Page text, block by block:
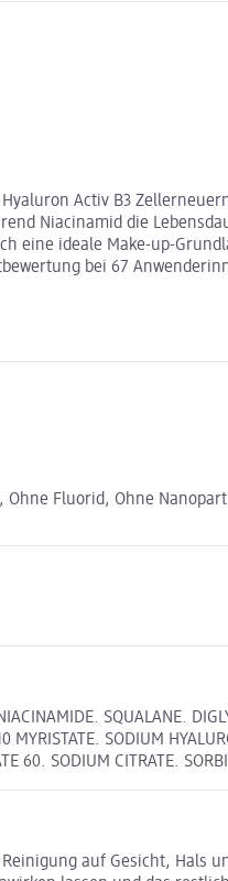
Activ B3
Niacinamid die
eine ideale Make-up-
bei 67
Ohne Fluorid, Ohne
SQUALANE.
MYRISTATE. SODIUM
60. SODIUM CITRATE.
auf Gesicht, Hals